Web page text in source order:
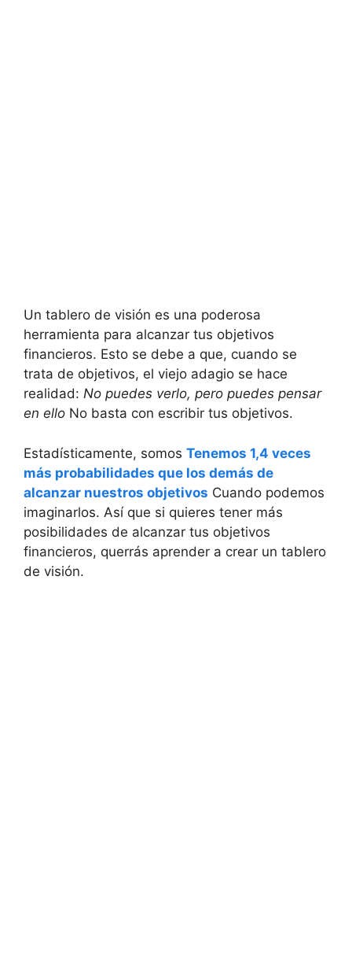
Un tablero de visión es una poderosa
herramienta para alcanzar tus objetivos
financieros. Esto se debe a que, cuando se
trata de objetivos, el viejo adagio se hace
realidad: No puedes verlo, pero puedes pensar
en ello No basta con escribir tus objetivos.
Estadísticamente, somos Tenemos 1,4 veces
más probabilidades que los demás de
alcanzar nuestros objetivos Cuando podemos
imaginarlos. Así que si quieres tener más
posibilidades de alcanzar tus objetivos
financieros, querrás aprender a crear un tablero
de visión.